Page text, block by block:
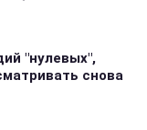
"нулевых",
снова